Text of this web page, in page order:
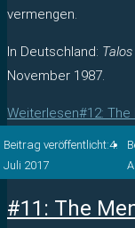
vermengen.
In Deutschland:
November 1987.
Weiterlesen#12: The
Beitrag veröffentlicht:4.
Juli 2017
#11: The